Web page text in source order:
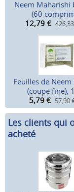
Neem Maharishi
(60
12,79 €
Feuilles de
(coupe fine),
5,79 € 57,90
Les clients qui
acheté